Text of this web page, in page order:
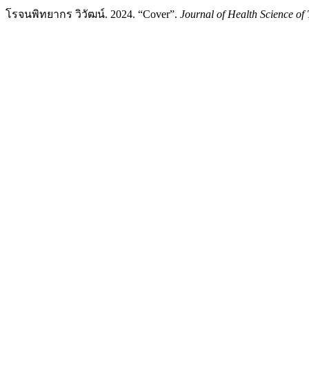
โรจนพิทยากร วิวัฒน์. 2024. “Cover”. Journal of Health Science of